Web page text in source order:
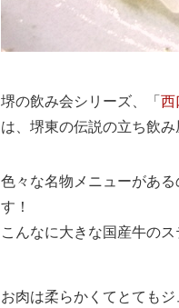
堺の飲み会シリーズ、「 西
は、堺東の伝説の立ち飲み
色々な名物メニューがあ
す！
こんなに大きな国産牛の
お肉は柔らかくてとても